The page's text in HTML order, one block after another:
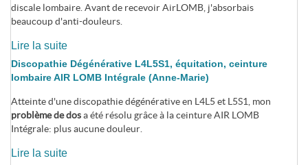
discale lombaire. Avant de recevoir AirLOMB, j'absorbais
beaucoup d'anti-douleurs.
Lire la suite
Discopathie Dégénérative L4L5S1, équitation, ceinture
lombaire AIR LOMB Intégrale (Anne-Marie)
Atteinte d'une discopathie dégénérative en L4L5 et L5S1, mon
problème de dosa été résolu grâce à la ceinture AIR LOMB
Intégrale: plus aucune douleur.
Lire la suite